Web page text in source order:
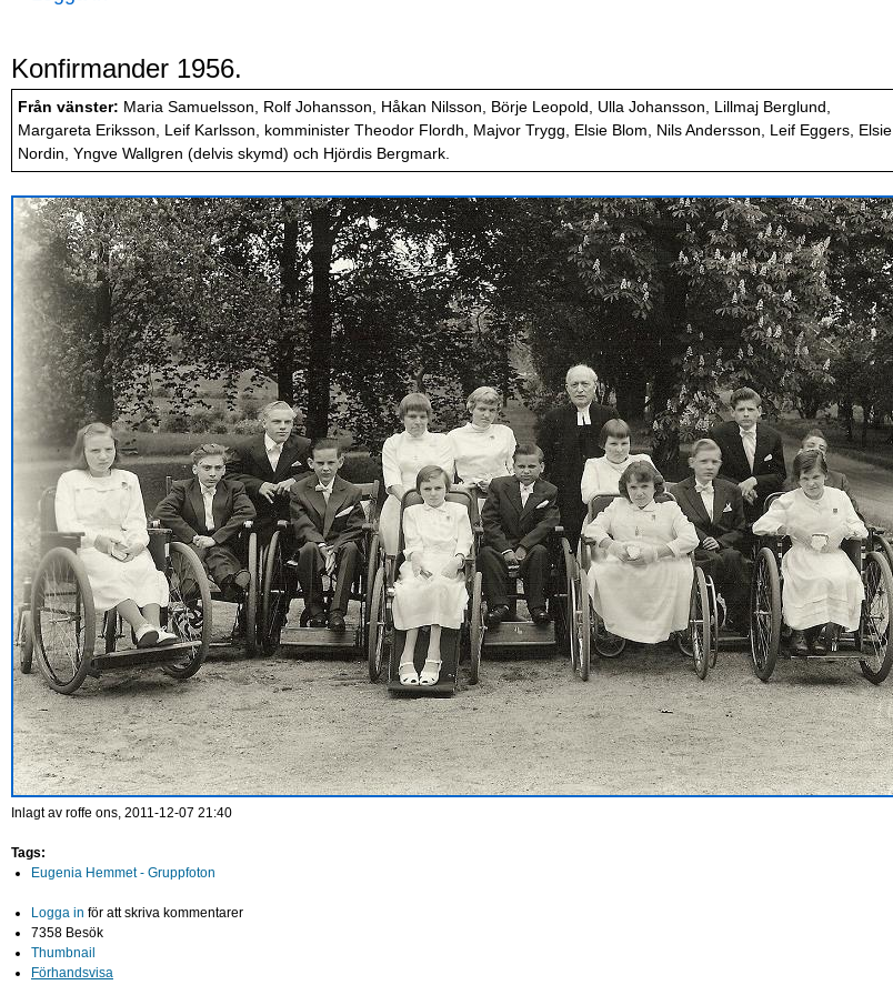
Konfirmander 1956.
Från vänster: Maria Samuelsson, Rolf Johansson, Håkan Nilsson, Börje Leopold, Ulla Johansson, Lillmaj Berglund,
Margareta Eriksson, Leif Karlsson, komminister Theodor Flordh, Majvor Trygg, Elsie Blom, Nils Andersson, Leif Eggers, Elsie
Nordin, Yngve Wallgren (delvis skymd) och Hjördis Bergmark.
Inlagt av roffe ons, 2011-12-07 21:40
Tags:
Eugenia Hemmet - Gruppfoton
Logga in för att skriva kommentarer
7358 Besök
Thumbnail
Förhandsvisa